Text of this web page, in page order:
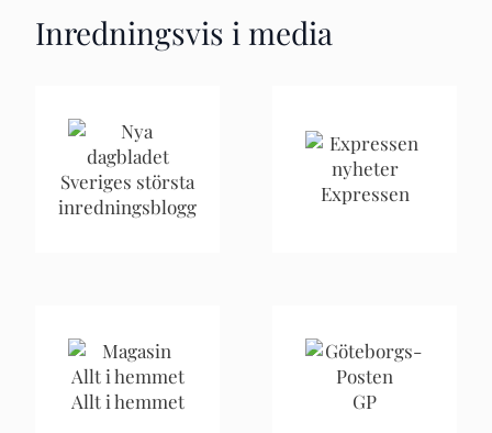
Inredningsvis i media
Sveriges största
inredningsblogg
Expressen
Allt i hemmet GP